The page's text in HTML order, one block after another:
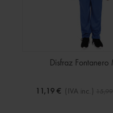
Disfraz Fontanero
11,19 € (IVA inc.)